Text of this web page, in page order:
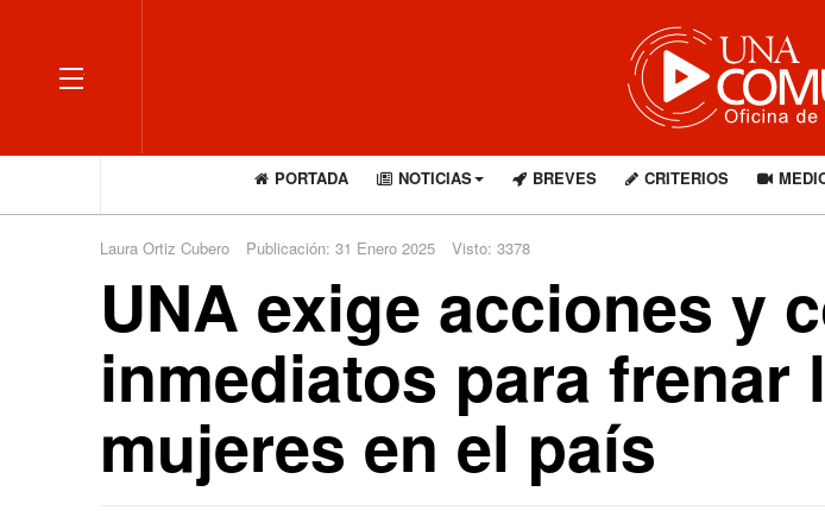
OFF CANVAS
PORTADA NOTICIAS BREVES CRITERIOS
Laura Ortiz Cubero Publicación: 31 Enero 2025 Visto: 3378
UNA exige acciones y
inmediatos para
mujeres en el país